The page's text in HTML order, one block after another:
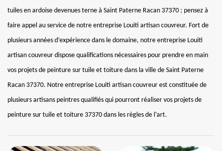
tuiles en ardoise devenues terne à Saint Paterne Racan 37370 ; pensez à
faire appel au service de notre entreprise Louiti artisan couvreur. Fort de
plusieurs années d’expérience dans le domaine, notre entreprise Louiti
artisan couvreur dispose qualifications nécessaires pour prendre en main
vos projets de peinture sur tuile et toiture dans la ville de Saint Paterne
Racan 37370. Notre entreprise Louiti artisan couvreur est constituée de
plusieurs artisans peintres qualifiés qui pourront réaliser vos projets de
peinture sur tuile et toiture 37370 dans les règles de l’art.